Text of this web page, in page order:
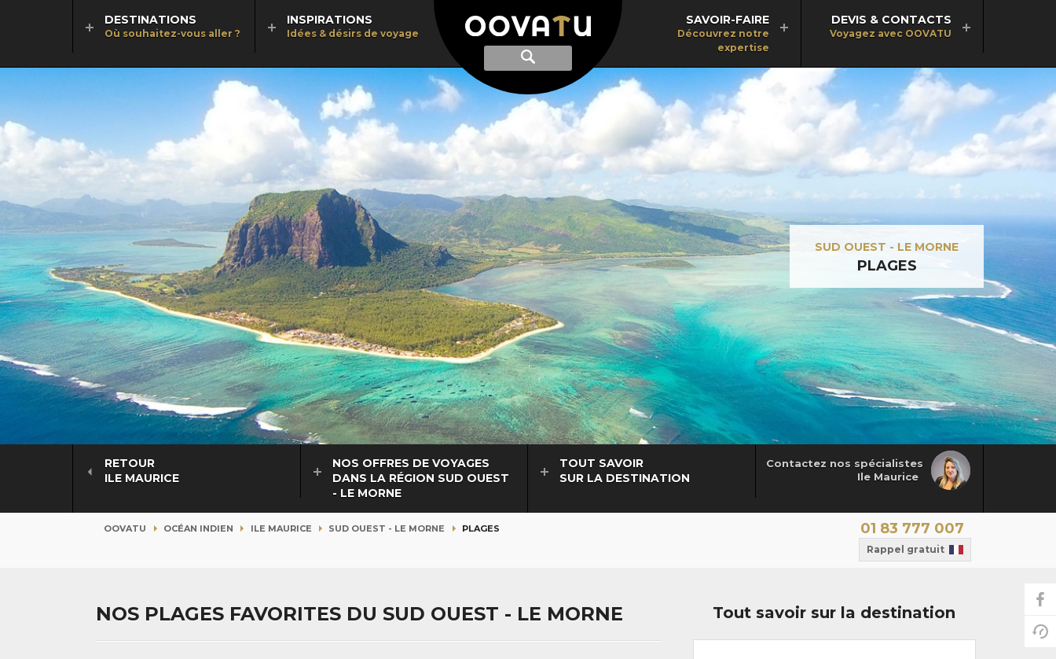
Afficher
recherche
Recherche
DESTINATIONS
Où souhaitez-vous aller ?
INSPIRATIONS
Idées & désirs de voyage
SAVOIR-FAIRE
Découvrez notre
expertise
DEVIS & CONTACTS
Voyagez avec OOVATU
SUD OUEST - LE MORNE
PLAGES
Contactez nos spécialistes
Ile Maurice
RETOUR
ILE MAURICE
NOS OFFRES DE VOYAGES
DANS LA RÉGION SUD OUEST
- LE MORNE
TOUT SAVOIR
SUR LA DESTINATION
OOVATU OCÉAN INDIEN ILE MAURICE SUD OUEST - LE MORNE PLAGES 01 83 777 007
Rappel gratuit
NOS PLAGES FAVORITES DU SUD OUEST - LE MORNE Tout savoir sur la destination